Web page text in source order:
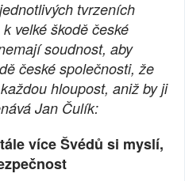
tvrzeních
velké škodě české
soudnost, aby
české společnosti, že
hloupost, aniž by ji
Jan Čulík:
více Švédů si myslí,